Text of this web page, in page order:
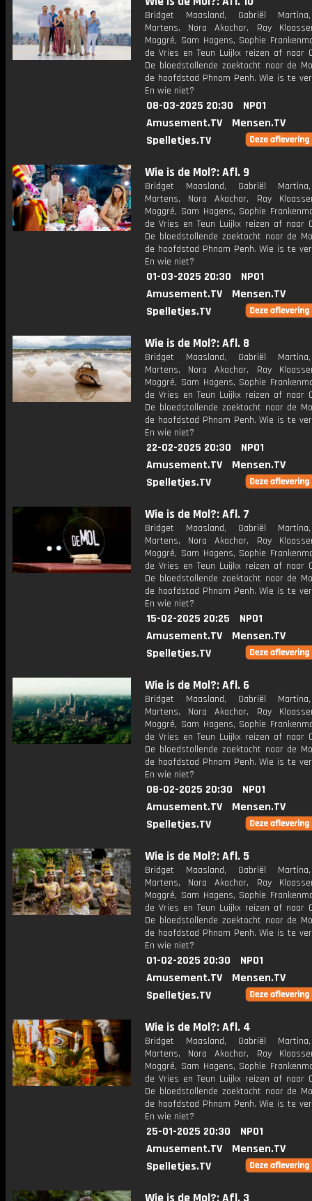
Bridget Maasland, Gabriël
Martens, Nora Akachar, Ray
Moggré, Sam Hagens, Sophie
de Vries en Teun Luijkx reizen af naar
De bloedstollende zoektocht naar de
de hoofdstad Phnom Penh. Wie is te
En wie niet?
08-03-2025 20:30
NPO1
Amusement.TV
Mensen.TV
Spelletjes.TV
Wie is de Mol?: Afl. 9
Bridget Maasland, Gabriël
Martens, Nora Akachar, Ray
Moggré, Sam Hagens, Sophie
de Vries en Teun Luijkx reizen af naar
De bloedstollende zoektocht naar de
de hoofdstad Phnom Penh. Wie is te
En wie niet?
01-03-2025 20:30
NPO1
Amusement.TV
Mensen.TV
Spelletjes.TV
Wie is de Mol?: Afl. 8
Bridget Maasland, Gabriël
Martens, Nora Akachar, Ray
Moggré, Sam Hagens, Sophie
de Vries en Teun Luijkx reizen af naar
De bloedstollende zoektocht naar de
de hoofdstad Phnom Penh. Wie is te
En wie niet?
22-02-2025 20:30
NPO1
Amusement.TV
Mensen.TV
Spelletjes.TV
Wie is de Mol?: Afl. 7
Bridget Maasland, Gabriël
Martens, Nora Akachar, Ray
Moggré, Sam Hagens, Sophie
de Vries en Teun Luijkx reizen af naar
De bloedstollende zoektocht naar de
de hoofdstad Phnom Penh. Wie is te
En wie niet?
15-02-2025 20:25
NPO1
Amusement.TV
Mensen.TV
Spelletjes.TV
Wie is de Mol?: Afl. 6
Bridget Maasland, Gabriël
Martens, Nora Akachar, Ray
Moggré, Sam Hagens, Sophie
de Vries en Teun Luijkx reizen af naar
De bloedstollende zoektocht naar de
de hoofdstad Phnom Penh. Wie is te
En wie niet?
08-02-2025 20:30
NPO1
Amusement.TV
Mensen.TV
Spelletjes.TV
Wie is de Mol?: Afl. 5
Bridget Maasland, Gabriël
Martens, Nora Akachar, Ray
Moggré, Sam Hagens, Sophie
de Vries en Teun Luijkx reizen af naar
De bloedstollende zoektocht naar de
de hoofdstad Phnom Penh. Wie is te
En wie niet?
01-02-2025 20:30
NPO1
Amusement.TV
Mensen.TV
Spelletjes.TV
Wie is de Mol?: Afl. 4
Bridget Maasland, Gabriël
Martens, Nora Akachar, Ray
Moggré, Sam Hagens, Sophie
de Vries en Teun Luijkx reizen af naar
De bloedstollende zoektocht naar de
de hoofdstad Phnom Penh. Wie is te
En wie niet?
25-01-2025 20:30
NPO1
Amusement.TV
Mensen.TV
Spelletjes.TV